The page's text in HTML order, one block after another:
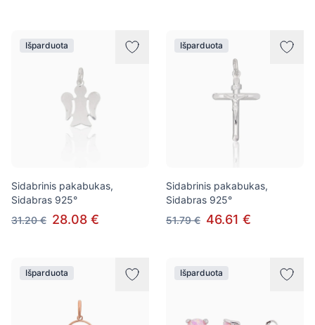
Išparduota
Sidabrinis pakabukas,
Sidabras 925°
31.20 € 28.08 €
Išparduota
Sidabrinis pakabukas,
Sidabras 925°
51.79 € 46.61 €
Išparduota Išparduota